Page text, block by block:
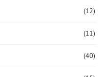
(12)
(11)
(40)